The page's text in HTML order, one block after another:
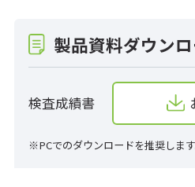
製品資料ダウン
検査成績書
※PCでのダウンロードを推奨します